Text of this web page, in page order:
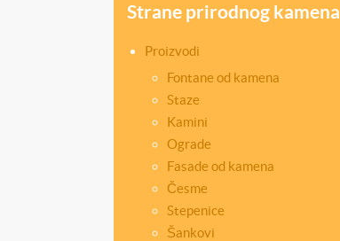
Strane prirodnog kamena
Proizvodi
Fontane od kamena
Staze
Kamini
Ograde
Fasade od kamena
Česme
Stepenice
Šankovi